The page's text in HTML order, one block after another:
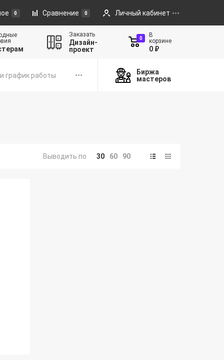
0 Сравнение 0 Личный кабинет
Заказать
Дизайн-
проект
0
В
корзине
0 ₽
график работы
Биржа
мастеров
Выводить по 30 60 90